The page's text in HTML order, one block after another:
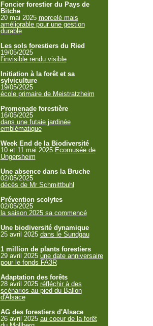
Foncier forestier du Pays de
Bitche
20 mai 2025 morcelé mais
améliorable pour une gestion
durable
Les sols forestiers du Ried
19/05/2025
l’invisible rendu visible
Initiation à la forêt et sa
sylviculture
19/05/2025
école primaire de Meistratzheim
Promenade forestière
16/05/2025
dans une futaie jardinée
emblématique
Week End de la Biodiversité
10 et 11 mai 2025 Ecomusée de
Ungersheim
Une absence dans la Bruche
02/05/2025
décès de Mr Schmittbuhl
Prévention scolytes
02/05/2025
la saison 2025 sa commencé
Une biodiversité dynamique
25 avril 2025 dans le Sundgau
1 million de plants forestiers
29 avril 2025 une date anniversaire
pour le fonds FA3R
Adaptation des forêts
28 avril 2025 réfléchir à des
scénarios au pied du Ballon
d'Alsace
AG des forestiers d'Alsace
26 avril 2025 au coeur de la forêt